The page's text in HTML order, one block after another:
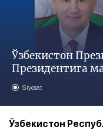
Ўзбекистон
Президентига
Siyosat
Ўзбекистон